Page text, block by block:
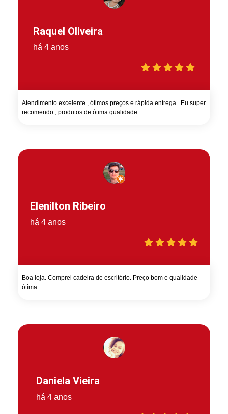
Raquel Oliveira
há 4 anos
Atendimento excelente , ótimos preços e rápida entrega . Eu super
recomendo , produtos de ótima qualidade.
Elenilton Ribeiro
há 4 anos
Boa loja. Comprei cadeira de escritório. Preço bom e qualidade
ótima.
Daniela Vieira
há 4 anos